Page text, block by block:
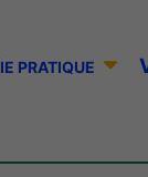
IE PRATIQUE